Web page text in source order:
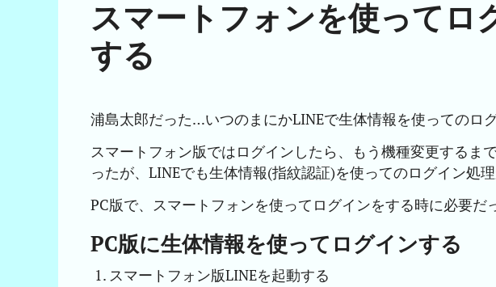
スマートフォンを使ってロ
する
浦島太郎だった…いつのまにかLINEで生体情報を使ってのロ
スマートフォン版ではログインしたら、もう機種変更するま
ったが、LINEでも生体情報(指紋認証)を使ってのログイン処理
PC版で、スマートフォンを使ってログインをする時に必要だ
PC版に生体情報を使ってログインする
スマートフォン版LINEを起動する